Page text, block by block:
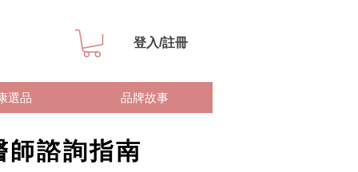
登入/註冊
選品 品牌故事
師諮詢指南